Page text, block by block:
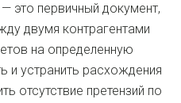
это первичный документ,
двумя контрагентами
на определенную
и устранить расхождения
отсутствие претензий по